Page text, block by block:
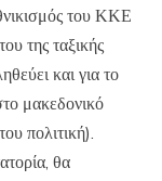
του ΚΚΕ
της ταξικής
και για το
μακεδονικό
πολιτική).
θα